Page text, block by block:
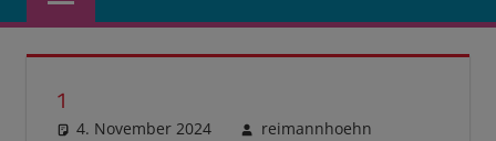
1
4. November 2024 reimannhoehn